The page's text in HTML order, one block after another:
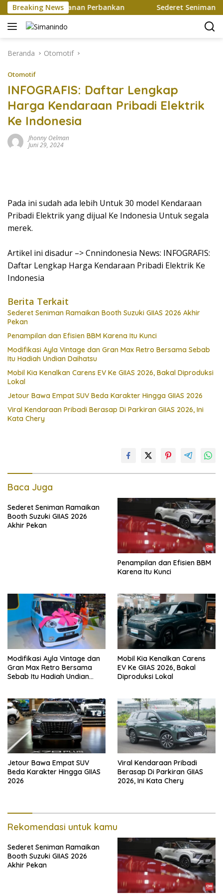
Langsung
ke
konten
Breaking News
Layanan Perbankan Sederet Seniman
Beranda Otomotif
Otomotif
INFOGRAFIS: Daftar Lengkap
Harga Kendaraan Pribadi Elektrik
Ke Indonesia
Jhonny Oelman
Juni 29, 2024
Pada ini sudah ada lebih Untuk 30 model Kendaraan
Pribadi Elektrik yang dijual Ke Indonesia Untuk segala
merek.
Artikel ini disadur –> Cnnindonesia News: INFOGRAFIS:
Daftar Lengkap Harga Kendaraan Pribadi Elektrik Ke
Indonesia
Berita Terkait
Sederet Seniman Ramaikan Booth Suzuki GIIAS 2026 Akhir
Pekan
Penampilan dan Efisien BBM Karena Itu Kunci
Modifikasi Ayla Vintage dan Gran Max Retro Bersama Sebab
Itu Hadiah Undian Daihatsu
Mobil Kia Kenalkan Carens EV Ke GIIAS 2026, Bakal Diproduksi
Lokal
Jetour Bawa Empat SUV Beda Karakter Hingga GIIAS 2026
Viral Kendaraan Pribadi Berasap Di Parkiran GIIAS 2026, Ini
Kata Chery
Baca Juga
Sederet Seniman Ramaikan
Booth Suzuki GIIAS 2026
Akhir Pekan
Penampilan dan Efisien BBM
Karena Itu Kunci
Modifikasi Ayla Vintage dan
Gran Max Retro Bersama
Sebab Itu Hadiah Undian
Mobil Kia Kenalkan Carens
EV Ke GIIAS 2026, Bakal
Diproduksi Lokal
Jetour Bawa Empat SUV
Beda Karakter Hingga GIIAS
2026
Viral Kendaraan Pribadi
Berasap Di Parkiran GIIAS
2026, Ini Kata Chery
Rekomendasi untuk kamu
Sederet Seniman Ramaikan
Booth Suzuki GIIAS 2026
Akhir Pekan